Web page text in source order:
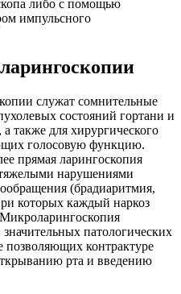
либо с помощью
импульсного
служат сомнительные
состояний гортани и
также для хирургического
голосовую функцию.
прямая ларингоскопия
нарушениями
(брадиаритмия,
которых каждый наркоз
патологических
контрактуре
рта и введению